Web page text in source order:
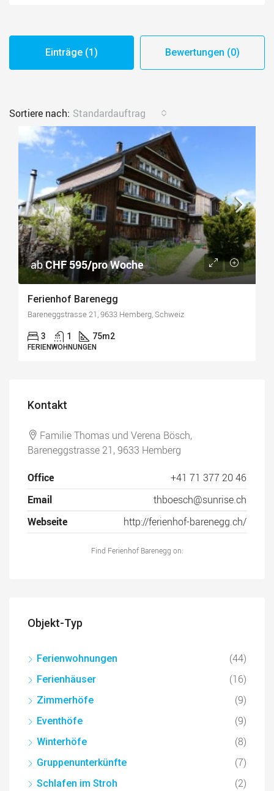
Einträge (1) Bewertungen (0)
Sortiere nach: Standardauftrag
abCHF 595/pro Woche
Ferienhof Barenegg
Bareneggstrasse 21, 9633 Hemberg, Schweiz
3 1 75m2
FERIENWOHNUNGEN
Kontakt
Familie Thomas und Verena Bösch,
Bareneggstrasse 21, 9633 Hemberg
Office
+41 71 377 20 46
Email
thboesch@sunrise.ch
Webseite
http://ferienhof-barenegg.ch/
Find Ferienhof Barenegg on:
Objekt-Typ
Ferienwohnungen (44)
Ferienhäuser (16)
Zimmerhöfe (9)
Eventhöfe (9)
Winterhöfe (8)
Gruppenunterkünfte (7)
Schlafen im Stroh (2)